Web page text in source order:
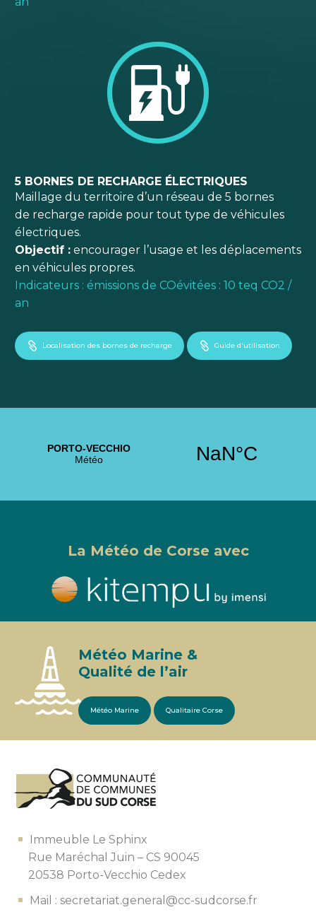
5 BORNES DE RECHARGE ÉLECTRIQUES
Maillage du territoire d’un réseau de 5 bornes
de recharge rapide pour tout type de véhicules
électriques.
Objectif : encourager l’usage et les déplacements
en véhicules propres.
Indicateurs : émissions de COévitées : 10 teq CO2 /
an
 Localisation des bornes de recharge  Guide d'utilisation
La Météo de Corse avec
Météo Marine &
Qualité de l’air
Météo Marine Qualitaire Corse
Immeuble Le Sphinx
Rue Maréchal Juin – CS 90045
20538 Porto-Vecchio Cedex
Mail : secretariat.general@cc-sudcorse.fr